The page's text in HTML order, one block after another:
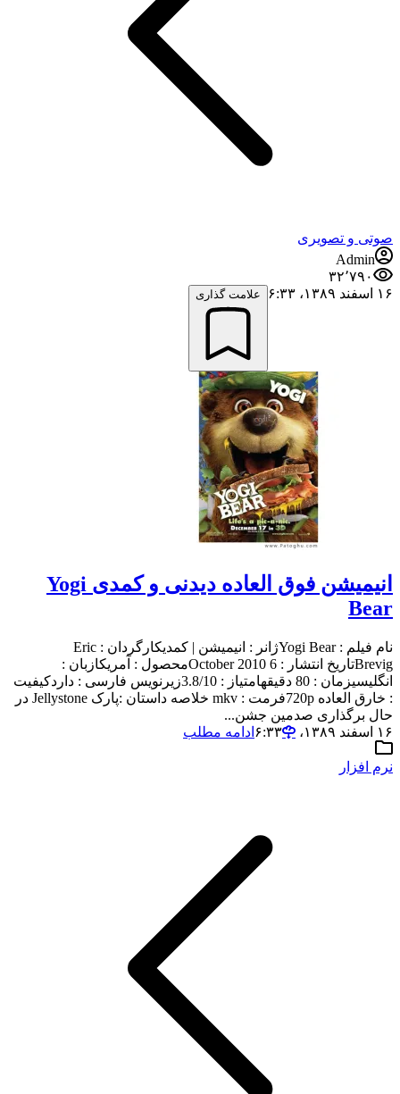
صوتی و تصویری
Admin
۳۲٬۷۹۰
۱۶ اسفند ۱۳۸۹،‏ ۶:۳۳
علامت گذاری
انیمیشن فوق العاده دیدنی و کمدی Yogi
Bear
نام فیلم : Yogi Bearژانر : انیمیشن | کمدیکارگردان : Eric
Brevigتاریخ انتشار : 6 October 2010محصول : آمریکازبان :
انگلیسیزمان : 80 دقیقهامتیاز : 3.8/10زیرنویس فارسی : داردکیفیت
: خارق العاده 720pفرمت : mkv خلاصه داستان :پارک Jellystone در
حال برگذاری صدمین جشن...
۱۶ اسفند ۱۳۸۹،‏ ۶:۳۳
ادامه مطلب
نرم افزار